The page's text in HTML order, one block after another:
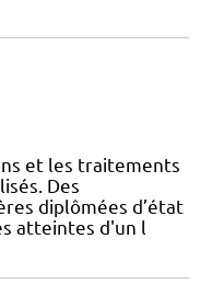
et les traitements
Des
diplômées d’état
atteintes d'un l